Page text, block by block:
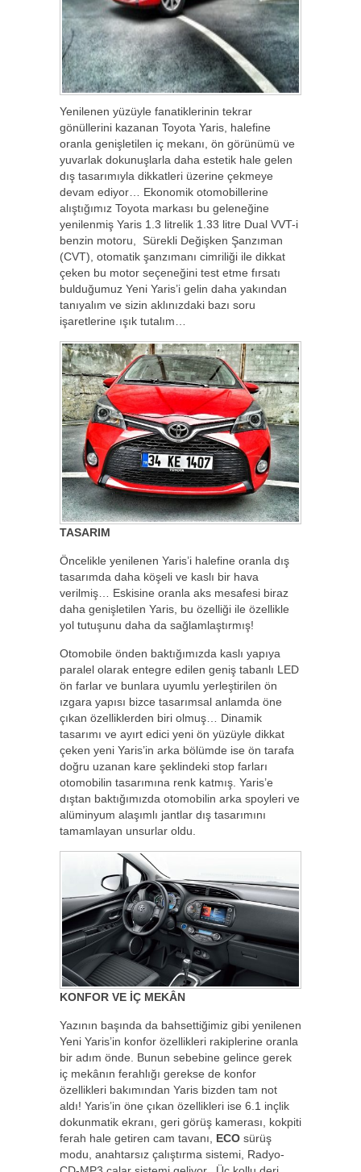
Yenilenen yüzüyle fanatiklerinin tekrar
gönüllerini kazanan Toyota Yaris, halefine
oranla genişletilen iç mekanı, ön görünümü ve
yuvarlak dokunuşlarla daha estetik hale gelen
dış tasarımıyla dikkatleri üzerine çekmeye
devam ediyor… Ekonomik otomobillerine
alıştığımız Toyota markası bu geleneğine
yenilenmiş Yaris 1.3 litrelik 1.33 litre Dual VVT-i
benzin motoru, Sürekli Değişken Şanzıman
(CVT), otomatik şanzımanı cimriliği ile dikkat
çeken bu motor seçeneğini test etme fırsatı
bulduğumuz Yeni Yaris’i gelin daha yakından
tanıyalım ve sizin aklınızdaki bazı soru
işaretlerine ışık tutalım…
TASARIM
Öncelikle yenilenen Yaris’i halefine oranla dış
tasarımda daha köşeli ve kaslı bir hava
verilmiş… Eskisine oranla aks mesafesi biraz
daha genişletilen Yaris, bu özelliği ile özellikle
yol tutuşunu daha da sağlamlaştırmış!
Otomobile önden baktığımızda kaslı yapıya
paralel olarak entegre edilen geniş tabanlı LED
ön farlar ve bunlara uyumlu yerleştirilen ön
ızgara yapısı bizce tasarımsal anlamda öne
çıkan özelliklerden biri olmuş… Dinamik
tasarımı ve ayırt edici yeni ön yüzüyle dikkat
çeken yeni Yaris’in arka bölümde ise ön tarafa
doğru uzanan kare şeklindeki stop farları
otomobilin tasarımına renk katmış. Yaris’e
dıştan baktığımızda otomobilin arka spoyleri ve
alüminyum alaşımlı jantlar dış tasarımını
tamamlayan unsurlar oldu.
KONFOR VE İÇ MEKÂN
Yazının başında da bahsettiğimiz gibi yenilenen
Yeni Yaris’in konfor özellikleri rakiplerine oranla
bir adım önde. Bunun sebebine gelince gerek
iç mekânın ferahlığı gerekse de konfor
özellikleri bakımından Yaris bizden tam not
aldı! Yaris’in öne çıkan özellikleri ise 6.1 inçlik
dokunmatik ekranı, geri görüş kamerası, kokpiti
ferah hale getiren cam tavanı, ECO sürüş
modu, anahtarsız çalıştırma sistemi, Radyo-